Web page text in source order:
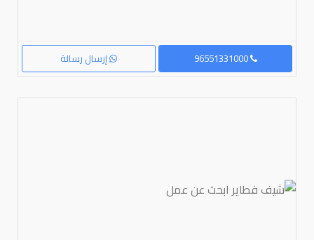
إرسال رسالة 96551331000